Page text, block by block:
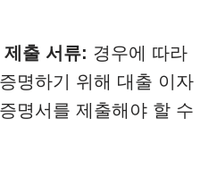
출 서류: 경우에 따라
명하기 위해 대출 이자
명서를 제출해야 할 수